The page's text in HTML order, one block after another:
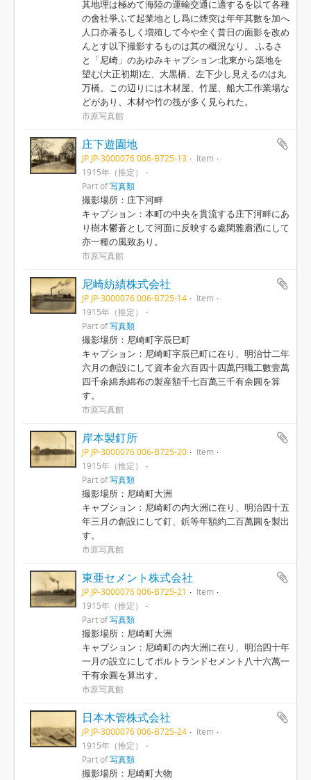
其地理は極めて海陸の運輸交通に適するを以て各種
の會社爭ふて起業地とし爲に煙突は年年其數を加へ
人口亦著るしく増殖して今や全く昔日の面影を改め
んとす以下撮影するものは其の概況なり。 ふるさ
と「尼崎」のあゆみキャプション:北東から築地を
望む(大正初期)左、大黒橋、左下少し見えるのは丸
万橋。この辺りには木材屋、竹屋、船大工作業場な
どがあり、木材や竹の筏が多く見られた。
市原写真館
庄下遊園地
JP JP-3000076 006-B725-13
Item
1915年（推定）
Part of写真類
撮影場所：庄下河畔
キャプション：本町の中央を貫流する庄下河畔にあ
り樹木鬱蒼として河面に反映する處閑雅肅洒にして
亦一種の風致あり。
市原写真館
尼崎紡績株式会社
JP JP-3000076 006-B725-14
Item
1915年（推定）
Part of写真類
撮影場所：尼崎町字辰巳町
キャプション：尼崎町字辰已町に在り、明治廿二年
六月の創設にして資本金六百四十四萬円職工數壹萬
四千余綿糸綿布の製産額千七百萬三千有余圓を算
す。
市原写真館
岸本製釘所
JP JP-3000076 006-B725-20
Item
1915年（推定）
Part of写真類
撮影場所：尼崎町大洲
キャプション：尼崎町の内大洲に在り、明治四十五
年三月の創設にして釘、鋲等年額約二百萬圓を製出
す。
市原写真館
東亜セメント株式会社
JP JP-3000076 006-B725-21
Item
1915年（推定）
Part of写真類
撮影場所：尼崎町大洲
キャプション：尼崎町の内大洲に在り、明治四十年
一月の設立にしてポルトランドセメント八十六萬一
千有余圓を算出す。
市原写真館
日本木管株式会社
JP JP-3000076 006-B725-24
Item
1915年（推定）
Part of写真類
撮影場所：尼崎町大物